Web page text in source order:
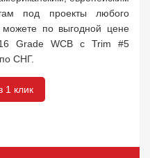
под проекты любого
по выгодной цене
Grade WCB с Trim #5
СНГ.
1 клик